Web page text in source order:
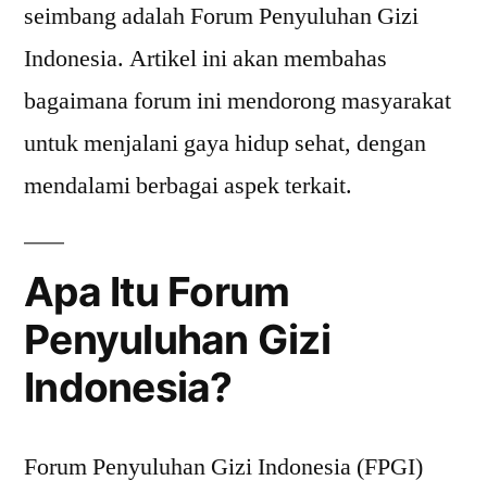
seimbang adalah Forum Penyuluhan Gizi
Indonesia. Artikel ini akan membahas
bagaimana forum ini mendorong masyarakat
untuk menjalani gaya hidup sehat, dengan
mendalami berbagai aspek terkait.
Apa Itu Forum
Penyuluhan Gizi
Indonesia?
Forum Penyuluhan Gizi Indonesia (FPGI)